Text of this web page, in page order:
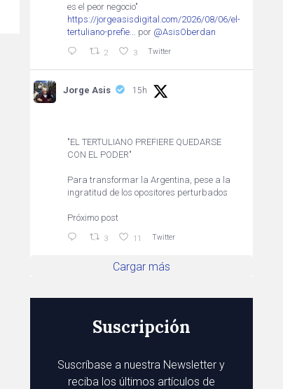
es el peor negocio"
https://jorgeasisdigital.com/2026/08/06/el-
tertuliano-prefie...
por @AsisOberdan
2 3 Twitter
Jorge Asis 15h
"EL TERTULIANO PREFIERE QUEDARSE
CON EL PODER"
Para transformar la Argentina, pese a la
ingratitud de los opositores perturbados
Próximo post
3 11 Twitter
Cargar más
Suscripción
Suscríbase a nuestra Newsletter y
reciba los últimos artículos de